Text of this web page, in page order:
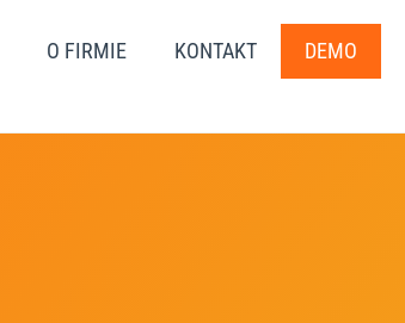
O FIRMIE KONTAKT DEMO